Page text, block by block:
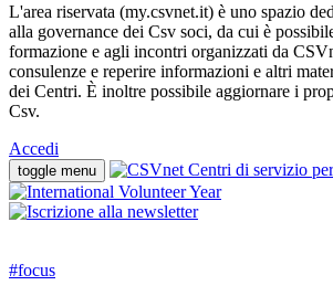
L'area riservata (my.csvnet.it) è uno spazio
alla governance dei Csv soci, da cui è
formazione e agli incontri organizzati da
consulenze e reperire informazioni e altri
dei Centri. È inoltre possibile aggiornare i
Csv.
Accedi
toggle menu
#focus